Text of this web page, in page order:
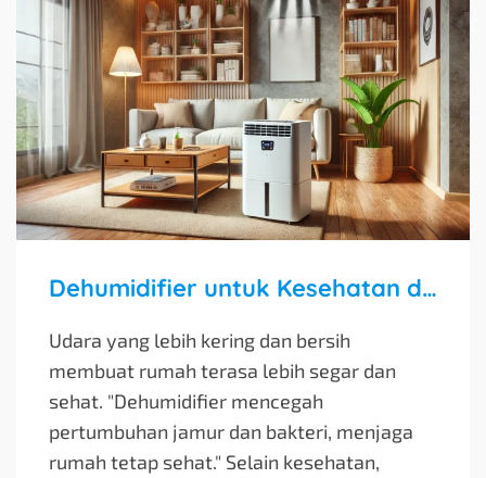
Dehumidifier untuk Kesehatan dan Kenyamanan Rumah
Udara yang lebih kering dan bersih
membuat rumah terasa lebih segar dan
sehat. "Dehumidifier mencegah
pertumbuhan jamur dan bakteri, menjaga
rumah tetap sehat." Selain kesehatan,